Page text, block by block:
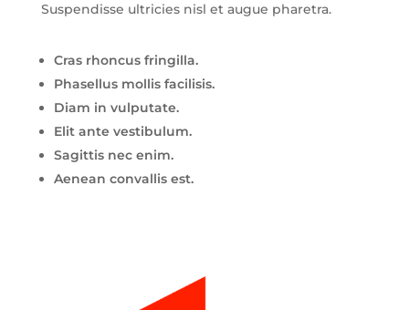
Suspendisse ultricies nisl et augue pharetra.
Cras rhoncus fringilla.
Phasellus mollis facilisis.
Diam in vulputate.
Elit ante vestibulum.
Sagittis nec enim.
Aenean convallis est.